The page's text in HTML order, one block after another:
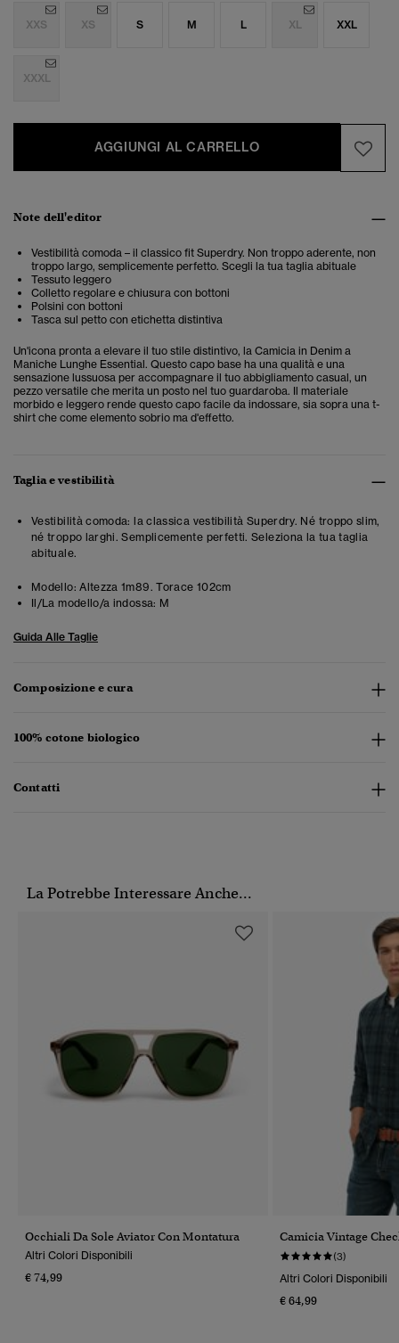
XXS XS S M L XL XXL
XXXL
AGGIUNGI AL CARRELLO
Note dell'editor
Vestibilità comoda – il classico fit Superdry. Non troppo aderente, non
troppo largo, semplicemente perfetto. Scegli la tua taglia abituale
Tessuto leggero
Colletto regolare e chiusura con bottoni
Polsini con bottoni
Tasca sul petto con etichetta distintiva
Un'icona pronta a elevare il tuo stile distintivo, la Camicia in Denim a
Maniche Lunghe Essential. Questo capo base ha una qualità e una
sensazione lussuosa per accompagnare il tuo abbigliamento casual, un
pezzo versatile che merita un posto nel tuo guardaroba. Il materiale
morbido e leggero rende questo capo facile da indossare, sia sopra una t-
shirt che come elemento sobrio ma d'effetto.
Taglia e vestibilità
Vestibilità comoda: la classica vestibilità Superdry. Né troppo slim,
né troppo larghi. Semplicemente perfetti. Seleziona la tua taglia
abituale.
Modello: Altezza 1m89. Torace 102cm
Il/La modello/a indossa: M
Guida Alle Taglie
Composizione e cura
100% cotone biologico
Contatti
La Potrebbe Interessare Anche...
Occhiali Da Sole Aviator Con Montatura
Altri Colori Disponibili
€ 74,99
Camicia Vintage
(3)
Altri Colori Disponibili
€ 64,99